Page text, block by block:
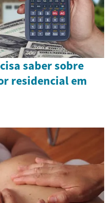
saber sobre
residencial em